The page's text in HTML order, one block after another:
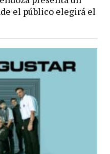
el público elegirá el